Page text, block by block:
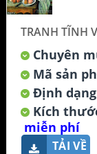
TRANH TĨNH
Chuyên
Mã sản
Định
Kích
miễn phí
TẢI VỀ